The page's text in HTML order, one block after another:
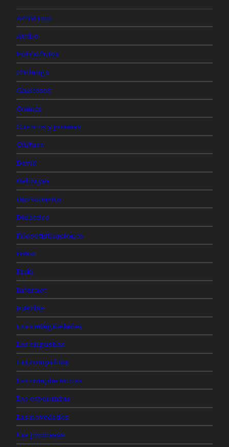
Activismo
Audio
Borrachitos
Chilango
Chistosos
Comics
Cuentos y poemas
Cultura
David
Debrayes
Diccionarios
Didáctico
Filosofisticaciones
Fotos
Friki
Internet
Joterías
Las ambigüedades
Las angustias
Las compañías
Las complacencias
Las esperanzas
Las novedades
Las promesas